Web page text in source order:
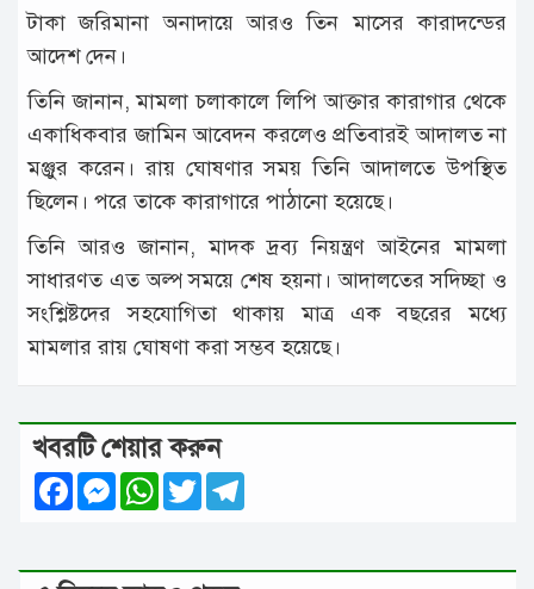
টাকা জরিমানা অনাদায়ে আরও তিন মাসের কারাদন্ডের
আদেশ দেন।
তিনি জানান, মামলা চলাকালে লিপি আক্তার কারাগার থেকে
একাধিকবার জামিন আবেদন করলেও প্রতিবারই আদালত না
মঞ্জুর করেন। রায় ঘোষণার সময় তিনি আদালতে উপস্থিত
ছিলেন। পরে তাকে কারাগারে পাঠানো হয়েছে।
তিনি আরও জানান, মাদক দ্রব্য নিয়ন্ত্রণ আইনের মামলা
সাধারণত এত অল্প সময়ে শেষ হয়না। আদালতের সদিচ্ছা ও
সংশ্লিষ্টদের সহযোগিতা থাকায় মাত্র এক বছরের মধ্যে
মামলার রায় ঘোষণা করা সম্ভব হয়েছে।
খবরটি শেয়ার করুন
FacebookMessenger
WhatsApp
Twitter